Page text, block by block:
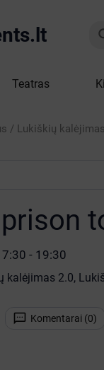
Teatras
/ Lukiškių
- 19:30
kalėjimas 2.0,
 Komentarai (0)